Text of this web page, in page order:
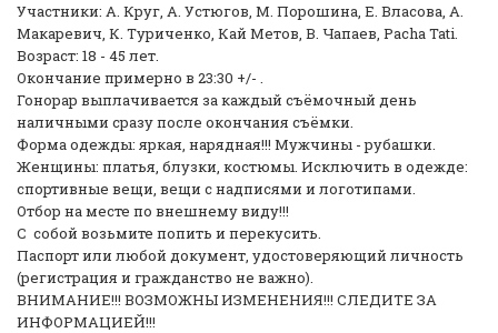
Участники: А. Круг, А. Устюгов, М. Порошина, Е. Власова, А.
Макаревич, К. Туриченко, Кай Метов, В. Чапаев, Pacha Tati.
Возраст: 18 - 45 лет.
Окончание примерно в 23:30 +/- .
Гонорар выплачивается за каждый съёмочный день
наличными сразу после окончания съёмки.
Форма одежды: яркая, нарядная!!! Мужчины - рубашки.
Женщины: платья, блузки, костюмы. Исключить в одежде:
спортивные вещи, вещи с надписями и логотипами.
Отбор на месте по внешнему виду!!!
С собой возьмите попить и перекусить.
Паспорт или любой документ, удостоверяющий личность
(регистрация и гражданство не важно).
ВНИМАНИЕ!!! ВОЗМОЖНЫ ИЗМЕНЕНИЯ!!! СЛЕДИТЕ ЗА
ИНФОРМАЦИЕЙ!!!